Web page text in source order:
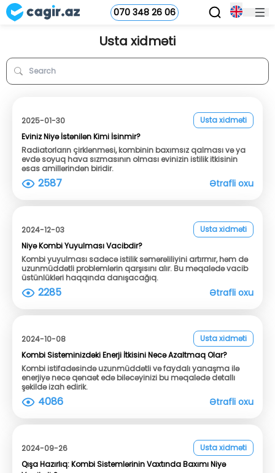
070 348 26 06
Usta xidməti
2025-01-30
Usta xidməti
Eviniz Niyə İstənilən Kimi İsinmir?
Radiatorların çirklənməsi, kombinin baxımsız qalması və ya
evdə soyuq hava sızmasının olması evinizin istilik itkisinin
əsas amillərindən biridir.
2587 Ətrafli oxu
2024-12-03
Usta xidməti
Niyə Kombi Yuyulması Vacibdir?
Kombi yuyulması sadəcə istilik səmərəliliyini artırmır, həm də
uzunmüddətli problemlərin qarşısını alır. Bu məqalədə vacib
üstünlükləri haqqında danışacağıq.
2285 Ətrafli oxu
2024-10-08
Usta xidməti
Kombi Sisteminizdəki Enerji İtkisini Necə Azaltmaq Olar?
Kombi istifadəsində uzunmüddətli və faydalı yanaşma ilə
enerjiyə necə qənaət edə biləcəyinizi bu məqalədə detallı
şəkildə izah edirik.
4086 Ətrafli oxu
2024-09-26
Usta xidməti
Qışa Hazırlıq: Kombi Sistemlərinin Vaxtında Baxımı Niyə